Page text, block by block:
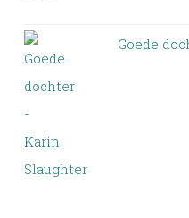
Goede